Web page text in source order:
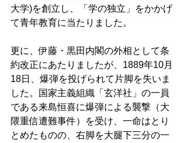
大学)を創立し、「学の独立」をかかげ
て青年教育に当たりました。
更に、伊藤・黒田内閣の外相として条
約改正にあたりましたが、1889年10月
18日、爆弾を投げられて片脚を失いま
した。国家主義組織「玄洋社」の一員
である来島恒喜に爆弾による襲撃（大
隈重信遭難事件）を受け、一命はとり
とめたものの、右脚を大腿下三分の一